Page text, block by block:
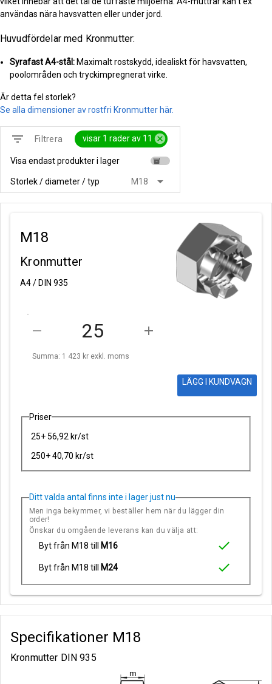
användas nära havsvatten eller under jord.
Huvudfördelar med Kronmutter:
Syrafast A4-stål: Maximalt rostskydd, idealiskt för havsvatten,
poolområden och tryckimpregnerat virke.
Är detta fel storlek?
Se alla dimensioner av rostfri Kronmutter här.
filter_list Filtrera visar 1 rader av 11 cancel
Visa endast produkter i lager inventory
Storlek / diameter / typ M18 arrow_drop_down
M18
Kronmutter
A4 / DIN 935
remove add
Summa: 1 423 kr exkl. moms
LÄGG I KUNDVAGN
Priser
25+ 56,92 kr/st
250+ 40,70 kr/st
Ditt valda antal finns inte i lager just nu
Men inga bekymmer, vi beställer hem när du lägger din
order!
Önskar du omgående leverans kan du välja att:
Byt från M18 till M16 check
Byt från M18 till M24 check
Specifikationer M18
Kronmutter DIN 935